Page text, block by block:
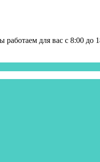
работаем для вас с 8:00 до